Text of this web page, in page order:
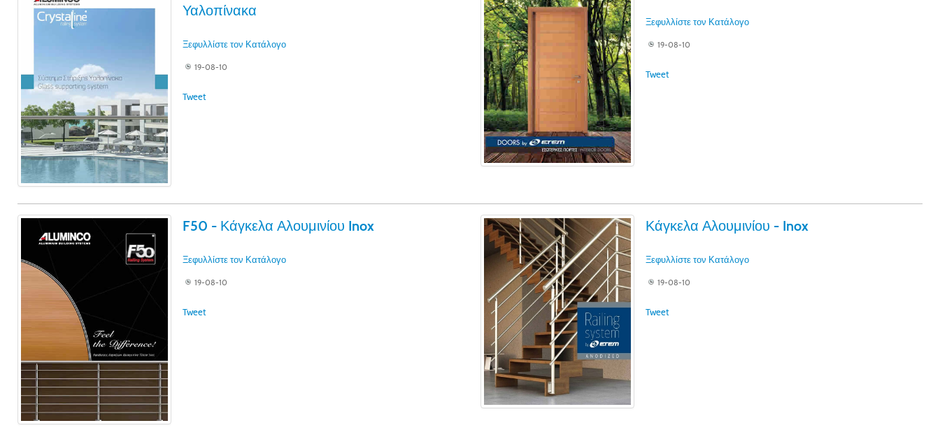
Υαλοπίνακα
Ξεφυλλίστε τον Κατάλογο
19-08-10
Tweet
Ξεφυλλίστε τον Κατάλογο
19-08-10
Tweet
F50 - Κάγκελα Αλουμινίου Inox
Ξεφυλλίστε τον Κατάλογο
19-08-10
Tweet
Κάγκελα Αλουμινίου - Inox
Ξεφυλλίστε τον Κατάλογο
19-08-10
Tweet